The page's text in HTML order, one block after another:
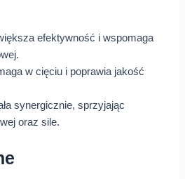
efektywność i wspomaga
w cięciu i poprawia jakość
synergicznie, sprzyjając
oraz sile.